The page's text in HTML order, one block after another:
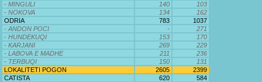
- MINGULI
140
103
- NOKOVA
134
162
ODRIA
783
1037
- ANDON POCI
-
271
- HUNDEKUQI
153
170
- KARJANI
269
229
- LABOVA E MADHE
211
236
- TERBUQI
150
131
LOKALITETI POGON
2605
2399
CATISTA
620
584